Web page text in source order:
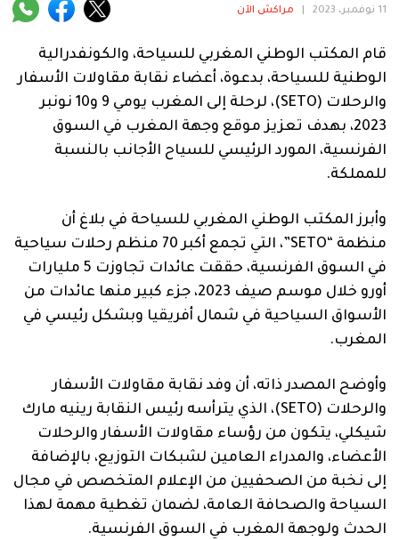
منوعة
آراء
11 نوفمبر، 2023 مراكش الآن
قام المكتب الوطني المغربي للسياحة، والكونفدرالية
الوطنية للسياحة، بدعوة، أعضاء نقابة مقاولات الأسفار
والرحلات (SETO)، لرحلة إلى المغرب يومي 9 و10 نونبر
2023، بهدف تعزيز موقع وجهة المغرب في السوق
الفرنسية، المورد الرئيسي للسياح الأجانب بالنسبة
للمملكة.
وأبرز المكتب الوطني المغربي للسياحة في بلاغ أن
منظمة “SETO”، التي تجمع أكبر 70 منظم رحلات سياحية
في السوق الفرنسية، حققت عائدات تجاوزت 5 مليارات
أورو خلال موسم صيف 2023، جزء كبير منها عائدات من
الأسواق السياحية في شمال أفريقيا وبشكل رئيسي في
المغرب.
وأوضح المصدر ذاته، أن وفد نقابة مقاولات الأسفار
والرحلات (SETO)، الذي يترأسه رئيس النقابة رينيه مارك
شيكلي، يتكون من رؤساء مقاولات الأسفار والرحلات
الأعضاء، والمدراء العامين لشبكات التوزيع، بالإضافة
إلى نخبة من الصحفيين من الإعلام المتخصص في مجال
السياحة والصحافة العامة، لضمان تغطية مهمة لهذا
الحدث ولوجهة المغرب في السوق الفرنسية.